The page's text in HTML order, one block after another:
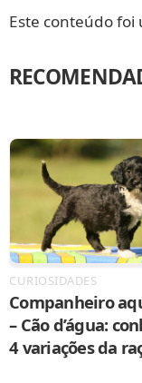
Este conteúdo foi
CURIOSIDADES
Companheiro
– Cão d’água:
4 variações da